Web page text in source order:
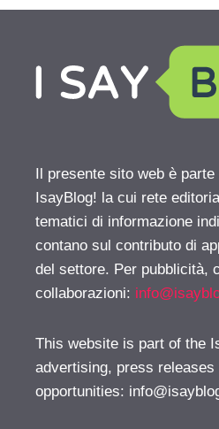
Il presente sito web è
IsayBlog! la cui rete
tematici di informazione
contano sul contributo di
del settore. Per pubblicità,
collaborazioni:
This website is part of the
advertising, press releases
opportunities: